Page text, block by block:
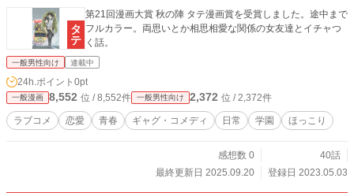
第21回漫画大賞 秋の陣 タテ漫画賞を受賞しました。途中まで
フルカラー。両思いとか相思相愛な関係の女友達とイチャつ
く話。
一般男性向け 連載中
24h.ポイント 0pt
一般漫画 8,552 位 / 8,552件 一般男性向け 2,372 位 / 2,372件
ラブコメ 恋愛 青春 ギャグ・コメディ 日常 学園 ほっこり
感想数 0
40話
最終更新日 2025.09.20
登録日 2023.05.03